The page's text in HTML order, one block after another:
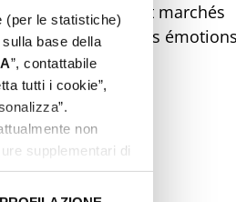
(per le statistiche)
base della
”, contattabile
tutti i cookie”,
non
supplementari di
food, musique et marchés
vous à vivre des émotions
!